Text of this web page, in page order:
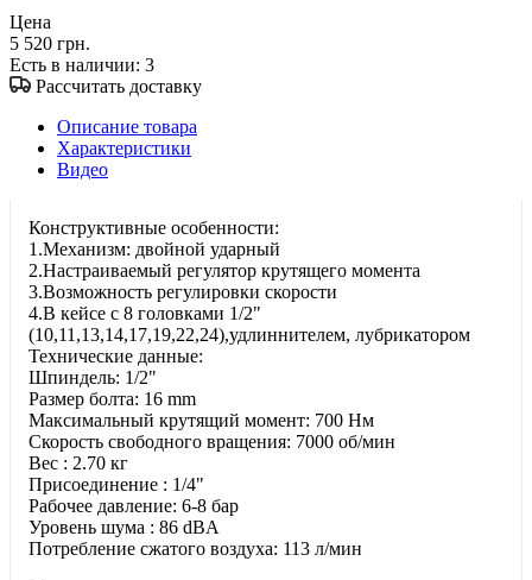
Цена
5 520 грн.
Есть в наличии: 3
Рассчитать доставку
Описание товара
Характеристики
Видео
Конструктивные особенности:
1.Механизм: двойной ударный
2.Настраиваемый регулятор крутящего момента
3.Возможность регулировки скорости
4.В кейсе с 8 головками 1/2"
(10,11,13,14,17,19,22,24),удлиннителем, лубрикатором
Технические данные:
Шпиндель: 1/2"
Размер болта: 16 mm
Максимальный крутящий момент: 700 Нм
Скорость свободного вращения: 7000 об/мин
Вес : 2.70 кг
Присоединение : 1/4"
Рабочее давление: 6-8 бар
Уровень шума : 86 dBA
Потребление сжатого воздуха: 113 л/мин